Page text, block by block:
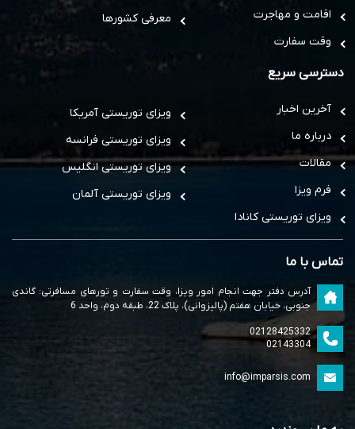
اقامت و مهاجرت
وقت سفارت
معرفی کشورها
دسترسی سریع
آخرین اخبار
درباره ما
مقالات
فرم ویزا
ویزای توریستی کانادا
ویزای توریستی آمریکا
ویزای توریستی فرانسه
ویزای توریستی انگلیس
ویزای توریستی آلمان
تماس با ما
آدرس دفتر جهت انجام امور ویزا، وقت سفارت و تورهای مسافرتی: گاندی
جنوبی، خیابان هفتم (پالیزوانی)، پلاک 22، طبقه دوم، واحد 6
02128425332
02143304
info@imparsis.com